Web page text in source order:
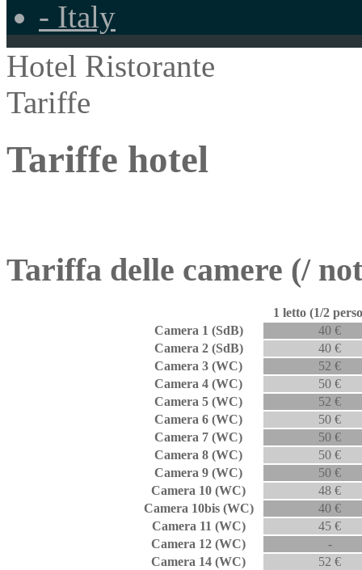
Hotel Ristorante
Tariffe
Tariffe hotel
Tariffa delle camere (/
1 letto (1/2
Camera 1 (SdB)
40 €
Camera 2 (SdB)
40 €
Camera 3 (WC)
52 €
Camera 4 (WC)
50 €
Camera 5 (WC)
52 €
Camera 6 (WC)
50 €
Camera 7 (WC)
50 €
Camera 8 (WC)
50 €
Camera 9 (WC)
50 €
Camera 10 (WC)
48 €
Camera 10bis (WC)
40 €
Camera 11 (WC)
45 €
Camera 12 (WC)
-
Camera 14 (WC)
52 €